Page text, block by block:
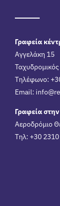
Γραφεία
Αγγελάκη 15
Τηλέφωνο:
Email:
Γραφεία
Αεροδρόμιο
Τηλ: +30